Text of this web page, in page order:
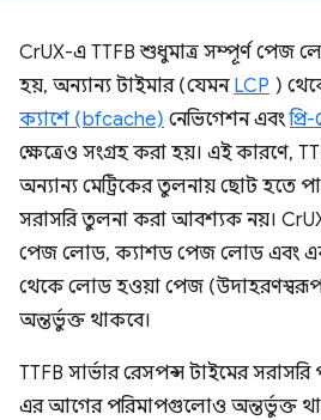
CrUX-এ TTFB শুধুমাত্র সম্পূর্ণ পেজ
হয়, অন্যান্য টাইমার (যেমন LCP )
ক্যাশে (bfcache) নেভিগেশন এবং
ক্ষেত্রেও সংগ্রহ করা হয়। এই কারণে,
অন্যান্য মেট্রিকের তুলনায় ছোট হতে
সরাসরি তুলনা করা আবশ্যক নয়।
পেজ লোড, ক্যাশড পেজ লোড এবং
থেকে লোড হওয়া পেজ
অন্তর্ভুক্ত থাকবে।
TTFB সার্ভার রেসপন্স টাইমের
এর আগের পরিমাপগুলোও অন্তর্ভুক্ত